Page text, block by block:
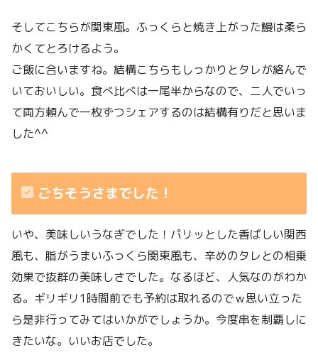
そしてこちらが関東風。ふっくらと焼き上がった鰻は柔ら
かくてとろけるよう。
ご飯に合いますね。結構こちらもしっかりとタレが絡んで
いておいしい。食べ比べは一尾半からなので、二人でいっ
て両方頼んで一枚ずつシェアするのは結構有りだと思いま
した^^
ごちそうさまでした！
いや、美味しいうなぎでした！パリッとした香ばしい関西
風も、脂がうまいふっくら関東風も、辛めのタレとの相乗
効果で抜群の美味しさでした。なるほど、人気なのがわか
る。ギリギリ1時間前でも予約は取れるのでｗ思い立った
ら是非行ってみてはいかがでしょうか。今度串を制覇しに
きたいな。いいお店でした。